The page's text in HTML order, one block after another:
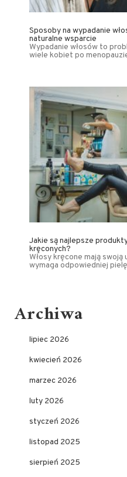
Sposoby na wypadanie
naturalne wsparcie
Wypadanie włosów to
wiele kobiet po
Jakie są najlepsze
kręconych?
Włosy kręcone mają
wymaga odpowiedniej
Archiwa
lipiec 2026
kwiecień 2026
marzec 2026
luty 2026
styczeń 2026
listopad 2025
sierpień 2025